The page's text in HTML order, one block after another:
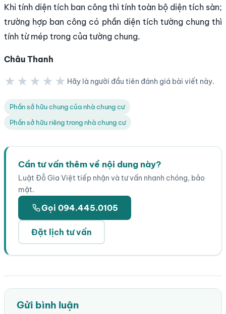
Khi tính diện tích ban công thì tính toàn bộ diện tích sàn;
trường hợp ban công có phần diện tích tường chung thì
tính từ mép trong của tường chung.
Châu Thanh
★★★★★ Hãy là người đầu tiên đánh giá bài viết này.
Phần sở hữu chung của nhà chung cư
Phần sở hữu riêng trong nhà chung cư
Cần tư vấn thêm về nội dung này?
Luật Đỗ Gia Việt tiếp nhận và tư vấn nhanh chóng, bảo
mật.
Gọi 094.445.0105
Đặt lịch tư vấn
Gửi bình luận